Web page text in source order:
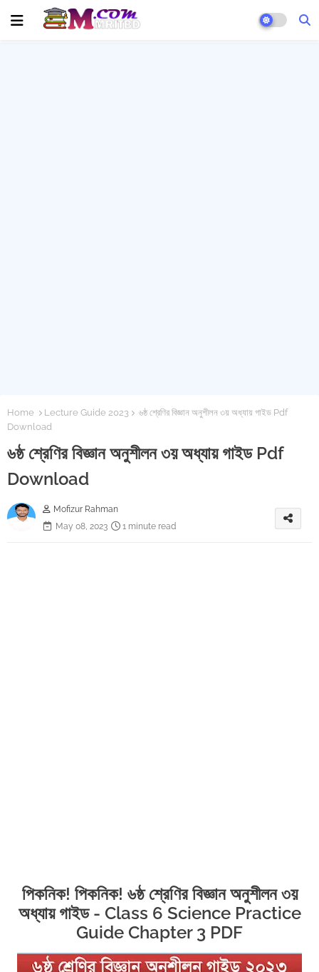
Home Lecture Guide 2023
৬ষ্ঠ শ্রেণির বিজ্ঞান অনুশীলন ৩য় অধ্যায় গাইড Pdf
Download
৬ষ্ঠ শ্রেণির বিজ্ঞান অনুশীলন ৩য় অধ্যায় গাইড Pdf
Download
Mofizur Rahman
May 08, 2023
1 minute read
পিকনিক! পিকনিক! ৬ষ্ঠ শ্রেণির বিজ্ঞান অনুশীলন ৩য়
অধ্যায় গাইড - Class 6 Science Practice
Guide Chapter 3 PDF